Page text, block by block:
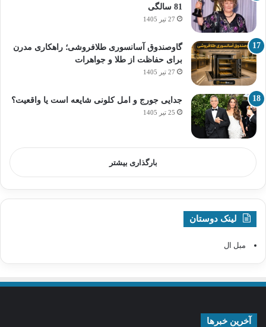
81 سالگی
27 تیر 1405
گاوصندوق آسانسوری طلافروشی؛ راهکاری مدرن
برای حفاظت از طلا و جواهرات
27 تیر 1405
جدایی جورج و امل کلونی شایعه است یا واقعیت؟
25 تیر 1405
بارگذاری بیشتر
لینک دوستان
مبل ال
آخرین خبرها